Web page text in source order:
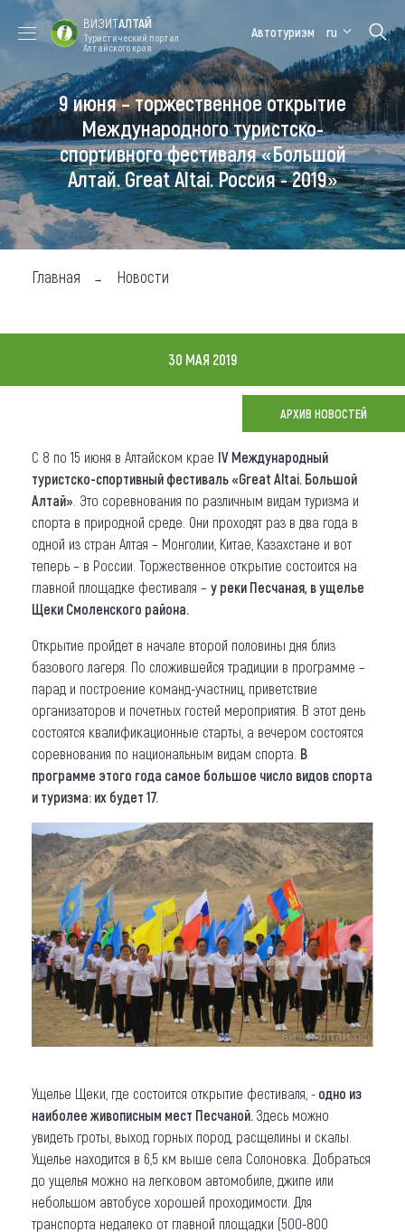
Форум VISIT
ALTAI
Цветение
маральника
Медицинский
форум
Алтайская
зимовка
Туры
Где побывать
Чем заняться
Где остановиться
О регионе
Коллекция впечатлений
Другие рубрики
ВИЗИТАЛТАЙ
Туристический портал
Алтайского края
Автотуризм ru
9 июня – торжественное открытие
Международного туристско-
спортивного фестиваля «Большой
Алтай. Great Altai. Россия - 2019»
Главная Новости
30 МАЯ 2019
АРХИВ НОВОСТЕЙ
С 8 по 15 июня в Алтайском крае IV Международный
туристско-спортивный фестиваль «Great Altai. Большой
Алтай» . Это соревнования по различным видам туризма и
спорта в природной среде. Они проходят раз в два года в
одной из стран Алтая – Монголии, Китае, Казахстане и вот
теперь – в России. Торжественное открытие состоится на
главной площадке фестиваля – у реки Песчаная, в ущелье
Щеки Смоленского района.
Открытие пройдет в начале второй половины дня близ
базового лагеря. По сложившейся традиции в программе –
парад и построение команд-участниц, приветствие
организаторов и почетных гостей мероприятия. В этот день
состоятся квалификационные старты, а вечером состоятся
соревнования по национальным видам спорта. В
программе этого года самое большое число видов спорта
и туризма: их будет 17.
Ущелье Щеки, где состоится открытие фестиваля, - одно из
наиболее живописным мест Песчаной. Здесь можно
увидеть гроты, выход горных пород, расщелины и скалы.
Ущелье находится в 6,5 км выше села Солоновка. Добраться
до ущелья можно на легковом автомобиле, джипе или
небольшом автобусе хорошей проходимости. Для
транспорта недалеко от главной площадки (500-800